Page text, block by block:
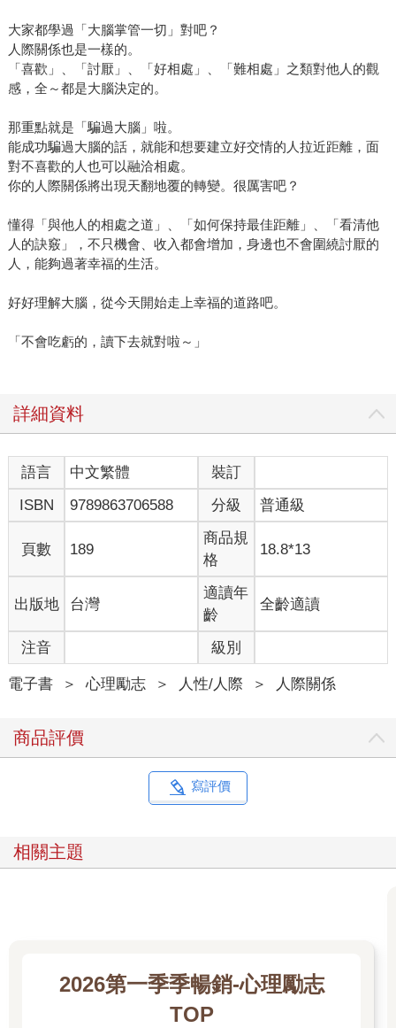
大家都學過「大腦掌管一切」對吧？
人際關係也是一樣的。
「喜歡」、「討厭」、「好相處」、「難相處」之類對他人的觀
感，全～都是大腦決定的。
那重點就是「騙過大腦」啦。
能成功騙過大腦的話，就能和想要建立好交情的人拉近距離，面
對不喜歡的人也可以融洽相處。
你的人際關係將出現天翻地覆的轉變。很厲害吧？
懂得「與他人的相處之道」、「如何保持最佳距離」、「看清他
人的訣竅」，不只機會、收入都會增加，身邊也不會圍繞討厭的
人，能夠過著幸福的生活。
好好理解大腦，從今天開始走上幸福的道路吧。
「不會吃虧的，讀下去就對啦～」
詳細資料
語言 中文繁體
裝訂
ISBN
9789863706588 分級 普通級
頁數 189
商品規
格
18.8*13
出版地 台灣
適讀年
齡
全齡適讀
注音 級別
電子書 ＞ 心理勵志 ＞ 人性/人際 ＞ 人際關係
商品評價
寫評價
相關主題
2026第一季季暢銷-心理勵志
TOP